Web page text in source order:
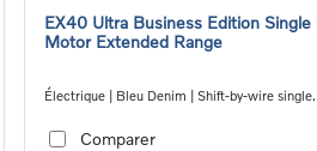
EX40 Ultra Business Edition Single
Motor Extended Range
Électrique | Bleu Denim | Shift-by-wire single
Comparer